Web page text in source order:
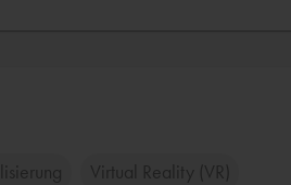
Virtual Reality (VR)